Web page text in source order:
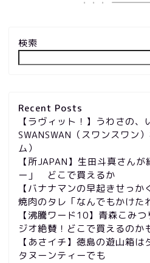
検索
Recent Posts
【ラヴィット！】うわさの
SWANSWAN（スワンスワン
ム）
【所JAPAN】生田斗真さん
ー」 どこで買えるか
【バナナマンの早起きせっ
焼肉のタレ「なんでもかけ
【沸騰ワード10】青森こみ
ジオ絶賛！どこで買えるのか
【あさイチ】徳島の遊山箱
タヌーンティーでも